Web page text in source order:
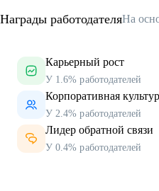
Награды работодателяНа
Карьерный рост
У 1.6% работодателей
Корпоративная
У 2.4% работодателей
Лидер обратной связи
У 0.4% работодателей